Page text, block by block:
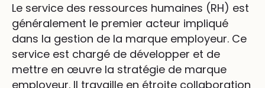
Le service des ressources humaines (RH) est
généralement le premier acteur impliqué
dans la gestion de la marque employeur. Ce
service est chargé de développer et de
mettre en œuvre la stratégie de marque
employeur. Il travaille en étroite collaboration